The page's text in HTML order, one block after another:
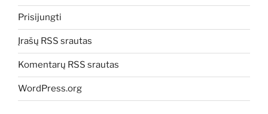
Prisijungti
Įrašų RSS srautas
Komentarų RSS srautas
WordPress.org